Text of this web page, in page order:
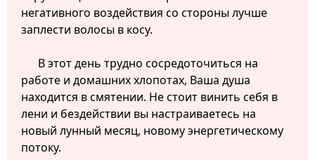
негативного воздействия со стороны лучше
заплести волосы в косу.
В этот день трудно сосредоточиться на
работе и домашних хлопотах, Ваша душа
находится в смятении. Не стоит винить себя в
лени и бездействии вы настраиваетесь на
новый лунный месяц, новому энергетическому
потоку.